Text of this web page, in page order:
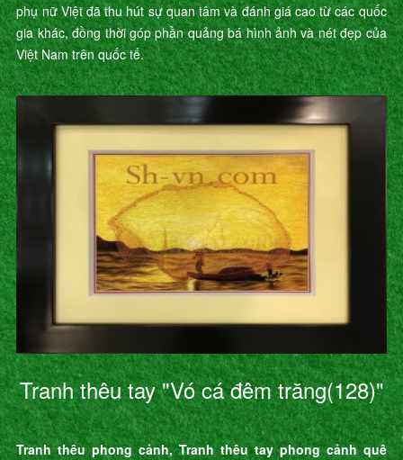
phụ nữ Việt đã thu hút sự quan tâm và đánh giá cao từ các quốc
gia khác, đồng thời góp phần quảng bá hình ảnh và nét đẹp của
Việt Nam trên quốc tế.
Tranh thêu tay "Vó cá đêm trăng(128)"
Tranh thêu phong cảnh, Tranh thêu tay phong cảnh quê